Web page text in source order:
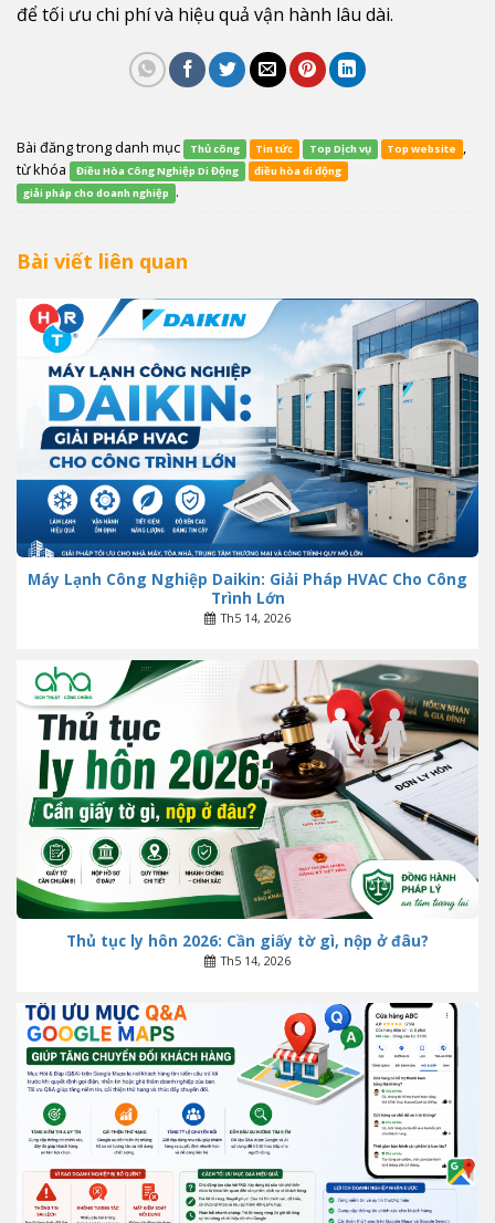
để tối ưu chi phí và hiệu quả vận hành lâu dài.
Bài đăng trong danh mục Thủ công Tin tức Top Dịch vụ Top website
,
từ khóa
Điều Hòa Công Nghiệp Di Động
điều hòa di động
giải pháp cho doanh nghiệp .
Bài viết liên quan
Máy Lạnh Công Nghiệp Daikin: Giải Pháp HVAC Cho Công
Trình Lớn
Th5 14, 2026
Thủ tục ly hôn 2026: Cần giấy tờ gì, nộp ở đâu?
Th5 14, 2026